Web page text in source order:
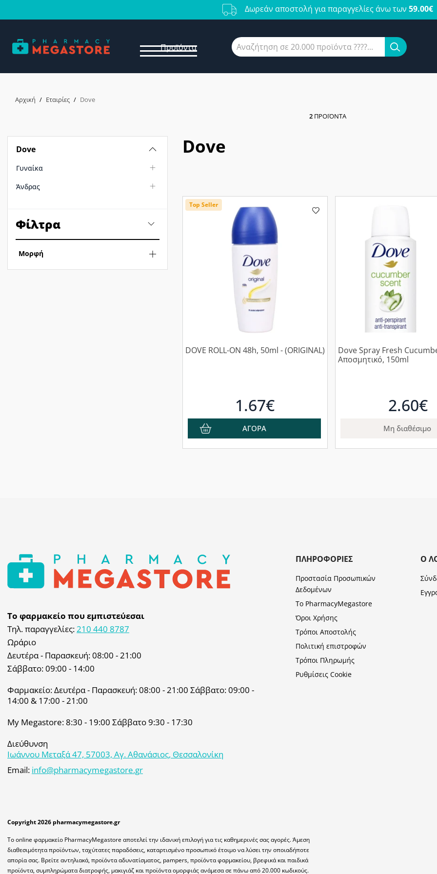
Δωρεάν αποστολή για παραγγελίες άνω των 59.00€
Προϊόντα
Αρχική / Εταιρίες / Dove
2 ΠΡΟΪΌΝΤΑ
Dove
Γυναίκα
Άνδρας
Φίλτρα
Μορφή
Dove
Top Seller
DOVE ROLL-ON 48h, 50ml - (ORIGINAL)
1.67€
ΑΓΟΡΑ
Dove Spray Fresh
Αποσμητικό, 150ml
2.60€
Μη διαθέσιμο
Το φαρμακείο που εμπιστεύεσαι
Τηλ. παραγγελίες:210 440 8787
Ωράριο
Δευτέρα - Παρασκευή: 08:00 - 21:00
Σάββατο: 09:00 - 14:00
Φαρμακείο: Δευτέρα - Παρασκευή: 08:00 - 21:00 Σάββατο: 09:00 -
14:00 & 17:00 - 21:00
My Megastore: 8:30 - 19:00 Σάββατο 9:30 - 17:30
Διεύθυνση
Ιωάννου Μεταξά 47, 57003, Αγ. Αθανάσιος, Θεσσαλονίκη
Email: info@pharmacymegastore.gr
ΠΛΗΡΟΦΟΡΊΕΣ
Προστασία Προσωπικών
Δεδομένων
Το PharmacyMegastore
Όροι Χρήσης
Τρόποι Αποστολής
Πολιτική επιστροφών
Τρόποι Πληρωμής
Ρυθμίσεις Cookie
Ο
Copyright 2026 pharmacymegastore.gr
Το online φαρμακείο PharmacyMegastore αποτελεί την ιδανική επιλογή για τις καθημερινές σας αγορές. Άμεση
διαθεσιμότητα προϊόντων, ταχύτατες παραδόσεις, καταρτισμένο προσωπικό έτοιμο να λύσει την οποιαδήποτε
απορία σας. Βρείτε αντηλιακά, προϊόντα αδυνατίσματος, pampers, προϊόντα φαρμακείου, βρεφικά και παιδικά
προϊόντα, συμπληρώματα διατροφής, μακιγιάζ και προϊόντα ομορφιάς ανάμεσα σε πάνω από 20.000 κωδικούς.